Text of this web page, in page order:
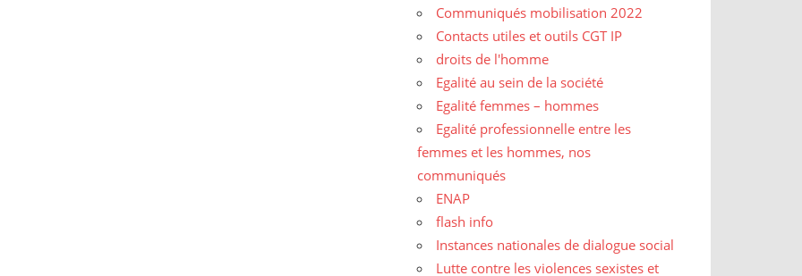
Communiqués mobilisation 2022
Contacts utiles et outils CGT IP
droits de l'homme
Egalité au sein de la société
Egalité femmes – hommes
Egalité professionnelle entre les
femmes et les hommes, nos
communiqués
ENAP
flash info
Instances nationales de dialogue social
Lutte contre les violences sexistes et